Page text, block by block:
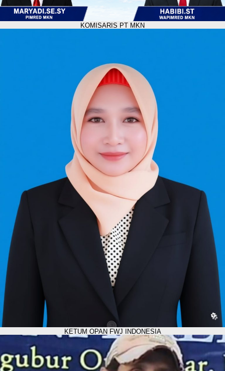
KOMISARIS PT MKN
KETUM OPAN FWJ INDONESIA